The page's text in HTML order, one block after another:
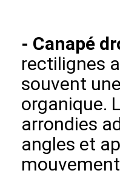
- Canapé
rectilignes
souvent
organique.
arrondies
angles et